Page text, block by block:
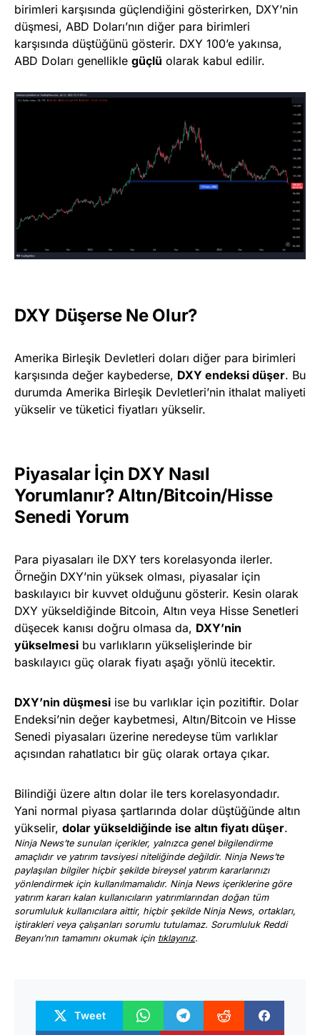
birimleri karşısında güçlendiğini gösterirken, DXY’nin
düşmesi, ABD Doları’nın diğer para birimleri
karşısında düştüğünü gösterir. DXY 100’e yakınsa,
ABD Doları genellikle güçlü olarak kabul edilir.
DXY Düşerse Ne Olur?
Amerika Birleşik Devletleri doları diğer para birimleri
karşısında değer kaybederse, DXY endeksi düşer. Bu
durumda Amerika Birleşik Devletleri’nin ithalat maliyeti
yükselir ve tüketici fiyatları yükselir.
Piyasalar İçin DXY Nasıl
Yorumlanır? Altın/Bitcoin/Hisse
Senedi Yorum
Para piyasaları ile DXY ters korelasyonda ilerler.
Örneğin DXY’nin yüksek olması, piyasalar için
baskılayıcı bir kuvvet olduğunu gösterir. Kesin olarak
DXY yükseldiğinde Bitcoin, Altın veya Hisse Senetleri
düşecek kanısı doğru olmasa da, DXY’nin
yükselmesi bu varlıkların yükselişlerinde bir
baskılayıcı güç olarak fiyatı aşağı yönlü itecektir.
DXY’nin düşmesi ise bu varlıklar için pozitiftir. Dolar
Endeksi’nin değer kaybetmesi, Altın/Bitcoin ve Hisse
Senedi piyasaları üzerine neredeyse tüm varlıklar
açısından rahatlatıcı bir güç olarak ortaya çıkar.
Bilindiği üzere altın dolar ile ters korelasyondadır.
Yani normal piyasa şartlarında dolar düştüğünde altın
yükselir, dolar yükseldiğinde ise altın fiyatı düşer.
Ninja News’te sunulan içerikler, yalnızca genel bilgilendirme
amaçlıdır ve yatırım tavsiyesi niteliğinde değildir. Ninja News’te
paylaşılan bilgiler hiçbir şekilde bireysel yatırım kararlarınızı
yönlendirmek için kullanılmamalıdır. Ninja News içeriklerine göre
yatırım kararı kalan kullanıcıların yatırımlarından doğan tüm
sorumluluk kullanıcılara aittir, hiçbir şekilde Ninja News, ortakları,
iştirakleri veya çalışanları sorumlu tutulamaz. Sorumluluk Reddi
Beyanı’nın tamamını okumak için tıklayınız.
Tweet